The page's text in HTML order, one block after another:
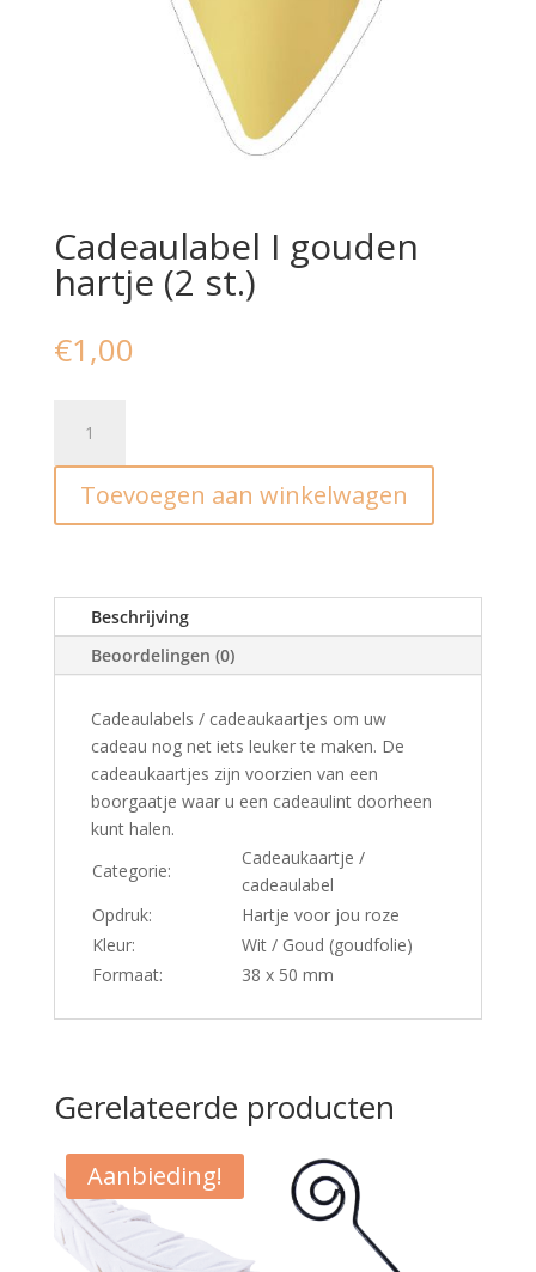
Cadeaulabel I gouden
hartje (2 st.)
€1,00
gouden
hartje
(2
Toevoegen aan winkelwagen
Beschrijving
Beoordelingen (0)
Cadeaulabels / cadeaukaartjes om uw
cadeau nog net iets leuker te maken. De
cadeaukaartjes zijn voorzien van een
boorgaatje waar u een cadeaulint doorheen
kunt halen.
Categorie:
Cadeaukaartje /
cadeaulabel
Opdruk:
Hartje voor jou roze
Kleur:
Wit / Goud (goudfolie)
Formaat:
38 x 50 mm
Gerelateerde producten
Aanbieding!